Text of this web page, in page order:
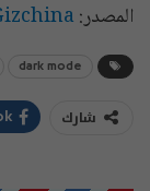
المصدر:
dark mode
شارك